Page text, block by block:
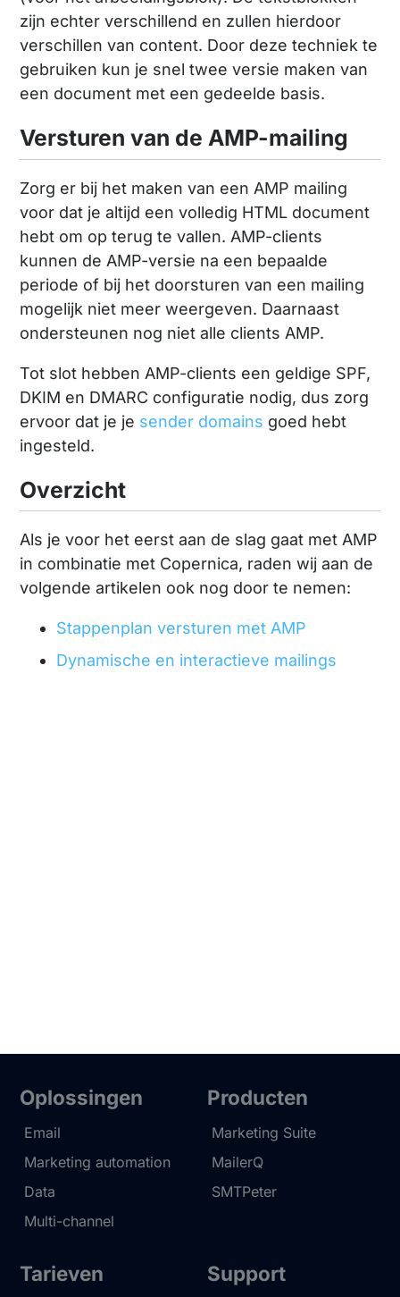
zijn echter verschillend en zullen hierdoor
verschillen van content. Door deze techniek te
gebruiken kun je snel twee versie maken van
een document met een gedeelde basis.
Versturen van de AMP-mailing
Zorg er bij het maken van een AMP mailing
voor dat je altijd een volledig HTML document
hebt om op terug te vallen. AMP-clients
kunnen de AMP-versie na een bepaalde
periode of bij het doorsturen van een mailing
mogelijk niet meer weergeven. Daarnaast
ondersteunen nog niet alle clients AMP.
Tot slot hebben AMP-clients een geldige SPF,
DKIM en DMARC configuratie nodig, dus zorg
ervoor dat je je sender domains goed hebt
ingesteld.
Overzicht
Als je voor het eerst aan de slag gaat met AMP
in combinatie met Copernica, raden wij aan de
volgende artikelen ook nog door te nemen:
Stappenplan versturen met AMP
Dynamische en interactieve mailings
Oplossingen
Email
Marketing automation
Data
Multi-channel
Producten
Marketing Suite
MailerQ
SMTPeter
Tarieven Support